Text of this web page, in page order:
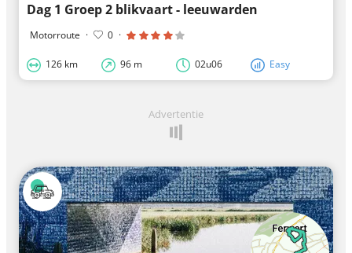
Dag 1 Groep 2 blikvaart - leeuwarden
Motorroute · 0 ·
126 km 96 m 02u06 Easy
Advertentie